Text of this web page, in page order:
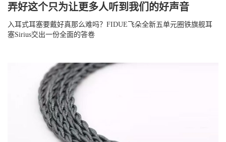
弄好这个只为让更多人听到我们的好声音
入耳式耳塞要戴好真那么难吗？FIDUE飞朵全新五单元圈铁旗舰耳
塞Sirius交出一份全面的答卷